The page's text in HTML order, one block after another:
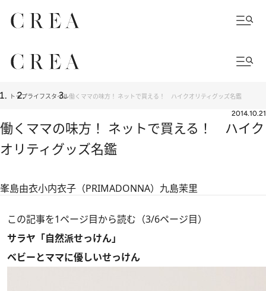
トップライフスタイル働くママの味方！ ネットで買える！ ハイクオリティグッズ名鑑
2014.10.21
働くママの味方！ ネットで買える！ ハイク
オリティグッズ名鑑
峯島由衣小内衣子（PRIMADONNA） 九島茉里
この記事を1ページ目から読む（3/6ページ目）
サラヤ「自然派せっけん」
ベビーとママに優しいせっけん